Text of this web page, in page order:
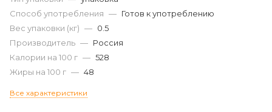
Способ употребления — Готов к употреблению
Вес упаковки (кг) — 0.5
Производитель — Россия
Калории на 100 г — 528
Жиры на 100 г — 48
Все характеристики